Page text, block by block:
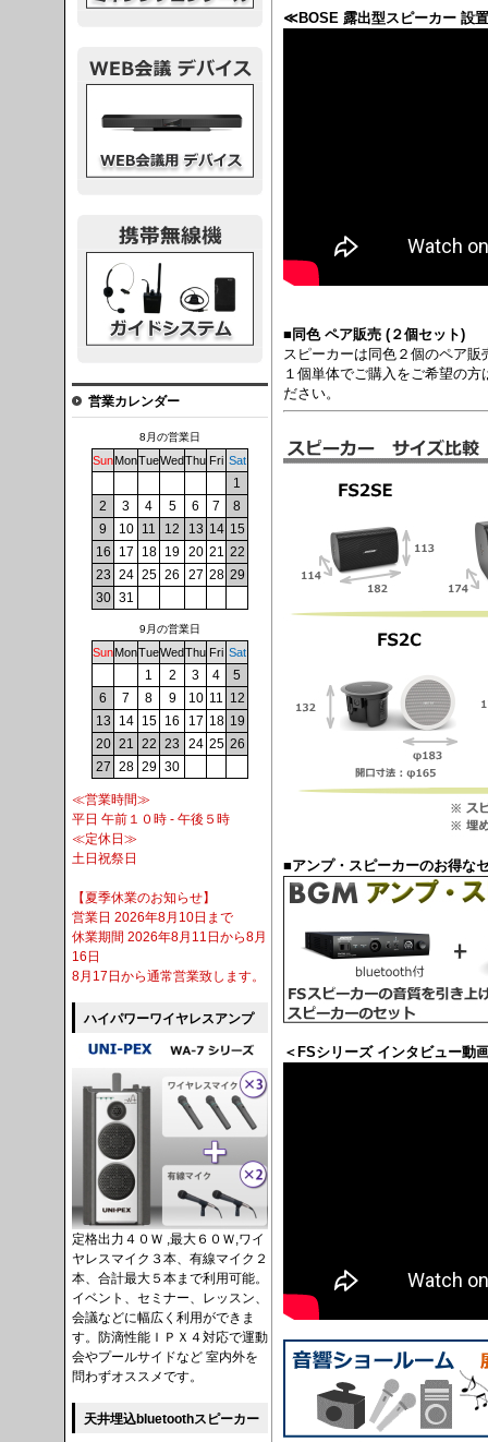
≪BOSE 露出型スピーカー 設
■同色 ペア販売 (２個セット)
スピーカーは同色２個のペア販
１個単体でご購入をご希望の
ださい。
■アンプ・スピーカーのお得な
＜FSシリーズ インタビュー動
営業カレンダー
8月の営業日
SunMonTueWedThu Fri Sat
1
2
3 4 5 6 7
8
9
10 11 12 13 14 15
16
17 18 19 20 21 22
23 24 25 26 27 28 29
30 31
9月の営業日
SunMonTueWedThu Fri Sat
1 2 3 4
5
6
7 8 9 10 11 12
13
14 15 16 17 18 19
20 21 22 23 24 25 26
27 28 29 30
≪営業時間≫
平日 午前１０時 - 午後５時
≪定休日≫
土日祝祭日
【夏季休業のお知らせ】
営業日 2026年8月10日まで
休業期間 2026年8月11日から8月
16日
8月17日から通常営業致します。
ハイパワーワイヤレスアンプ
定格出力４０Ｗ ,最大６０Ｗ,ワイ
ヤレスマイク３本、有線マイク２
本、合計最大５本まで利用可能。
イベント、セミナー、レッスン、
会議などに幅広く利用ができま
す。防滴性能ＩＰＸ４対応で運動
会やプールサイドなど 室内外を
問わずオススメです。
天井埋込bluetoothスピーカー